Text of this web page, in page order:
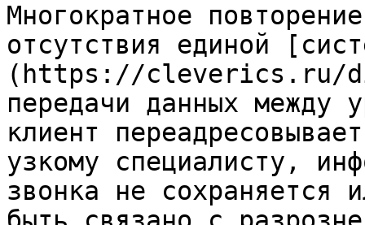
Многократное
отсутствия единой
(https://cleverics.ru/
передачи данных между
клиент
узкому специалисту,
звонка не сохраняется